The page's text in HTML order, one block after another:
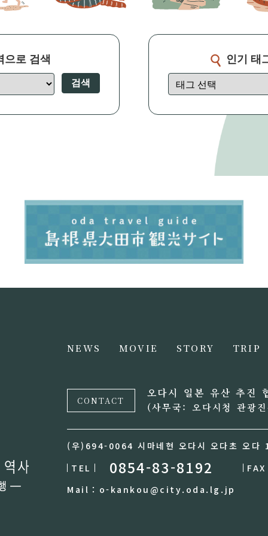
으로 검색
검색
인기 태
NEWS MOVIE STORY TRIP
CONTACT
오다시 일본 유산 추진
(사무국: 오다시청 관광
(우)694-0064 시마네현 오다시 오다초 오다
TEL
0854-83-8192
FAX
Mail：o-kankou@city.oda.lg.jp